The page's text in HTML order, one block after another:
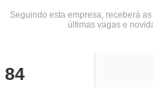
Seguindo esta empresa, receberá
últimas vagas e
84